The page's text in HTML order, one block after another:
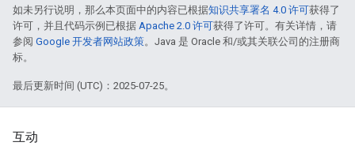
如未另行说明，那么本页面中的内容已根据知识共享署名 4.0 许可获得了
许可，并且代码示例已根据 Apache 2.0 许可获得了许可。有关详情，请
参阅 Google 开发者网站政策。Java 是 Oracle 和/或其关联公司的注册商
标。
最后更新时间 (UTC)：2025-07-25。
互动